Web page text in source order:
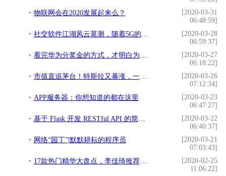
物联网会在2020发展起来么？
[2020-03-31
06:48:59]
社交软件江湖风云莫测，随着5G的发展抖音快手会不会一统江湖
[2020-03-28
06:59:37]
看完华为分奖金的方式，才明白为什么华为的员工能够奋斗再奋斗
[2020-03-27
06:18:22]
市值直追茅台！特斯拉又暴涨，一大批A股小伙伴直线涨停
[2020-03-26
07:12:34]
APP服务器：你想知道的都在这里
[2020-03-23
06:47:27]
基于 Flask 开发 RESTful API 的简单向导
[2020-03-22
06:40:37]
网络“园丁”|默默耕耘的程序员
[2020-03-21
07:03:43]
17款热门精华大盘点，李佳琦推荐的有哪些上榜？
[2020-02-25
11:06:22]